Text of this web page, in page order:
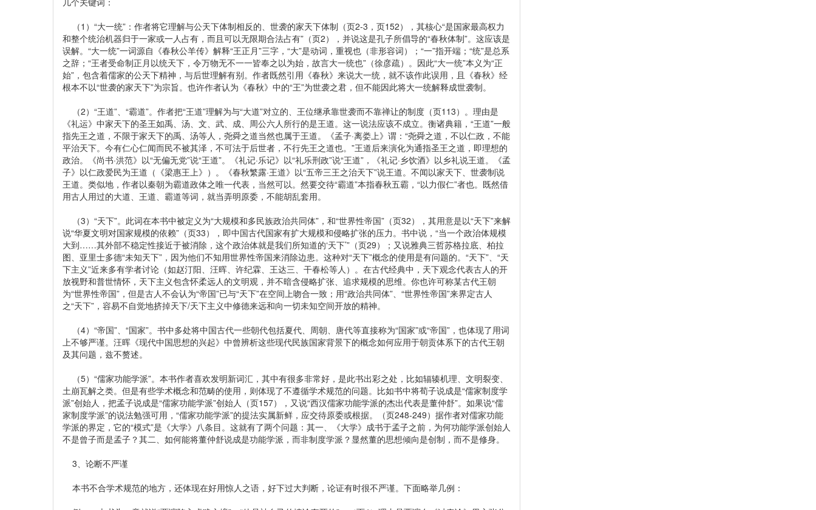
（1）“大一统”：作者将它理解与公天下体制相反的、世袭的家天下体制（页2-3，页152），其核心“是国家最高权力
和整个统治机器归于一家或一人占有，而且可以无限期合法占有”（页2），并说这是孔子所倡导的“春秋体制”。这应该是
误解。“大一统”一词源自《春秋公羊传》解释“王正月”三字，“大”是动词，重视也（非形容词）；“一”指开端；“统”是总系
之辞；“王者受命制正月以统天下，令万物无不一一皆奉之以为始，故言大一统也”（徐彦疏）。因此“大一统”本义为“正
始”，包含着儒家的公天下精神，与后世理解有别。作者既然引用《春秋》来说大一统，就不该作此误用，且《春秋》经
根本不以“世袭的家天下”为宗旨。也许作者认为《春秋》中的“王”为世袭之君，但不能因此将大一统解释成世袭制。
（2）“王道”、“霸道”。作者把“王道”理解为与“大道”对立的、王位继承靠世袭而不靠禅让的制度（页113）。理由是
《礼运》中家天下的圣王如禹、汤、文、武、成、周公六人所行的是王道。这一说法应该不成立。衡诸典籍，“王道”一般
指先王之道，不限于家天下的禹、汤等人，尧舜之道当然也属于王道。《孟子·离娄上》谓：“尧舜之道，不以仁政，不能
平治天下。今有仁心仁闻而民不被其泽，不可法于后世者，不行先王之道也。”王道后来演化为通指圣王之道，即理想的
政治。《尚书·洪范》以“无偏无党”说“王道”。《礼记·乐记》以“礼乐刑政”说“王道”，《礼记·乡饮酒》以乡礼说王道。《孟
子》以仁政爱民为王道（《梁惠王上》）。《春秋繁露·王道》以“五帝三王之治天下”说王道。不闻以家天下、世袭制说
王道。类似地，作者以秦朝为霸道政体之唯一代表，当然可以。然要交待“霸道”本指春秋五霸，“以力假仁”者也。既然借
用古人用过的大道、王道、霸道等词，就当弄明原委，不能胡乱套用。
（3）“天下”。此词在本书中被定义为“大规模和多民族政治共同体”，和“世界性帝国”（页32），其用意是以“天下”来解
说“华夏文明对国家规模的依赖”（页33），即中国古代国家有扩大规模和侵略扩张的压力。书中说，“当一个政治体规模
大到……其外部不稳定性接近于被消除，这个政治体就是我们所知道的‘天下’”（页29）；又说雅典三哲苏格拉底、柏拉
图、亚里士多德“未知天下”，因为他们不知用世界性帝国来消除边患。这种对“天下”概念的使用是有问题的。“天下”、“天
下主义”近来多有学者讨论（如赵汀阳、汪晖、许纪霖、王达三、干春松等人）。在古代经典中，天下观念代表古人的开
放视野和普世情怀，天下主义包含怀柔远人的文明观，并不暗含侵略扩张、追求规模的思维。你也许可称某古代王朝
为“世界性帝国”，但是古人不会认为“帝国”已与“天下”在空间上吻合一致；用“政治共同体”、“世界性帝国”来界定古人
之“天下”，容易不自觉地挤掉天下/天下主义中修德来远和向一切未知空间开放的精神。
（4）“帝国”、“国家”。书中多处将中国古代一些朝代包括夏代、周朝、唐代等直接称为“国家”或“帝国”，也体现了用词
上不够严谨。汪晖《现代中国思想的兴起》中曾辨析这些现代民族国家背景下的概念如何应用于朝贡体系下的古代王朝
及其问题，兹不赘述。
（5）“儒家功能学派”。本书作者喜欢发明新词汇，其中有很多非常好，是此书出彩之处，比如辐辏机理、文明裂变、
土崩瓦解之类。但是有些学术概念和范畴的使用，则体现了不遵循学术规范的问题。比如书中将荀子说成是“儒家制度学
派”创始人，把孟子说成是“儒家功能学派”创始人（页157），又说“西汉儒家功能学派的杰出代表是董仲舒”。如果说“儒
家制度学派”的说法勉强可用，“儒家功能学派”的提法实属新鲜，应交待原委或根据。（页248-249）据作者对儒家功能
学派的界定，它的“模式”是《大学》八条目。这就有了两个问题：其一、《大学》成书于孟子之前，为何功能学派创始人
不是曾子而是孟子？其二、如何能将董仲舒说成是功能学派，而非制度学派？显然董的思想倾向是创制，而不是修身。
3、论断不严谨
本书不合学术规范的地方，还体现在好用惊人之语，好下过大判断，论证有时很不严谨。下面略举几例：